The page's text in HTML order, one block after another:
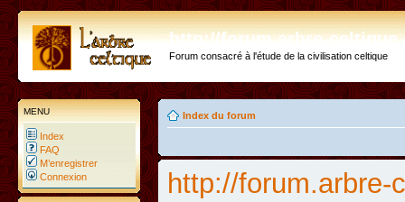
http://forum.arbre-
Forum consacré à l'étude de la civilisation celtique
MENU
Index
FAQ
M’enregistrer
Connexion
Index du forum
http://forum.arbre-